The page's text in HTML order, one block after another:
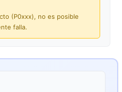
(P0xxx), no es posible
falla.